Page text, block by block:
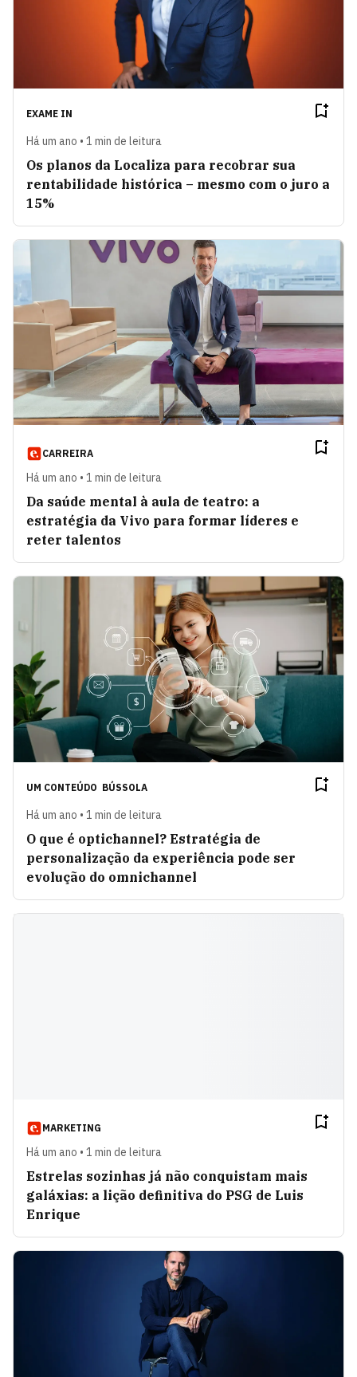
EXAME IN
Há um ano • 1 min de leitura
Os planos da Localiza para recobrar sua
rentabilidade histórica – mesmo com o juro a
15%
CARREIRA
Há um ano • 1 min de leitura
Da saúde mental à aula de teatro: a
estratégia da Vivo para formar líderes e
reter talentos
UM CONTEÚDO BÚSSOLA
Há um ano • 1 min de leitura
O que é optichannel? Estratégia de
personalização da experiência pode ser
evolução do omnichannel
MARKETING
Há um ano • 1 min de leitura
Estrelas sozinhas já não conquistam mais
galáxias: a lição definitiva do PSG de Luis
Enrique